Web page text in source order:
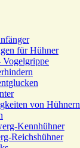
für Hühner
Vogelgrippe
von Hühnern
Kennhühner
Reichshühner